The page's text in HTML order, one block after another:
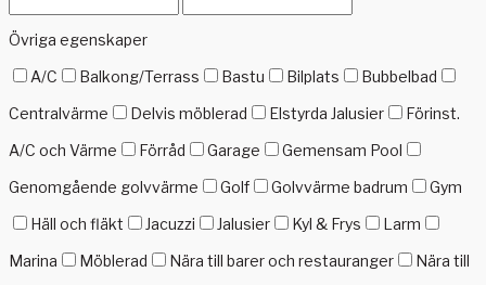
Övriga egenskaper
A/C
Balkong/Terrass Bastu Bilplats
Bubbelbad
Centralvärme
Delvis möblerad Elstyrda Jalusier
Förinst.
A/C och Värme
Förråd Garage
Gemensam Pool
Genomgående golvvärme
Golf Golvvärme badrum
Gym
Häll och fläkt
Jacuzzi Jalusier Kyl & Frys
Larm
Marina
Möblerad Nära till barer och restauranger
Nära till